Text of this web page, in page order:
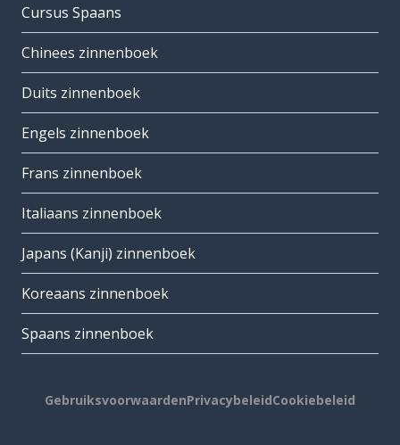
Cursus Spaans
Chinees zinnenboek
Duits zinnenboek
Engels zinnenboek
Frans zinnenboek
Italiaans zinnenboek
Japans (Kanji) zinnenboek
Koreaans zinnenboek
Spaans zinnenboek
GebruiksvoorwaardenPrivacybeleidCookiebeleid